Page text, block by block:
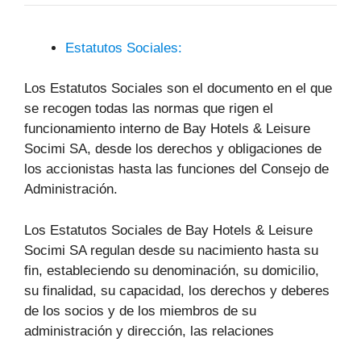
Estatutos Sociales:
Los Estatutos Sociales son el documento en el que
se recogen todas las normas que rigen el
funcionamiento interno de Bay Hotels & Leisure
Socimi SA, desde los derechos y obligaciones de
los accionistas hasta las funciones del Consejo de
Administración.
Los Estatutos Sociales de Bay Hotels & Leisure
Socimi SA regulan desde su nacimiento hasta su
fin, estableciendo su denominación, su domicilio,
su finalidad, su capacidad, los derechos y deberes
de los socios y de los miembros de su
administración y dirección, las relaciones